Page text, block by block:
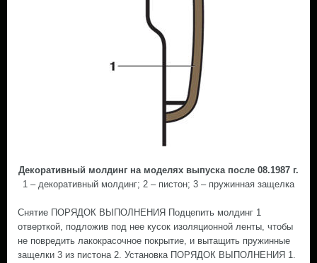
Декоративный молдинг на моделях выпуска после 08.1987 г.
1 – декоративный молдинг; 2 – пистон; 3 – пружинная защелка
Снятие ПОРЯДОК ВЫПОЛНЕНИЯ Подцепить молдинг 1
отверткой, подложив под нее кусок изоляционной ленты, чтобы
не повредить лакокрасочное покрытие, и вытащить пружинные
защелки 3 из пистона 2. Установка ПОРЯДОК ВЫПОЛНЕНИЯ 1.